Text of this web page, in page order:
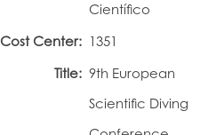
Científico
Cost Center: 1351
Title: 9th European
Scientific Diving